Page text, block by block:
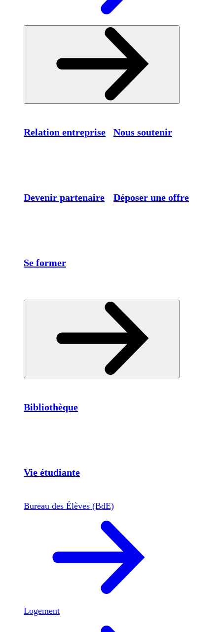
Relation entreprise Nous soutenir
Devenir partenaire Déposer une offre
Se former
Bibliothèque
Vie étudiante
Bureau des Élèves (BdE)
Logement